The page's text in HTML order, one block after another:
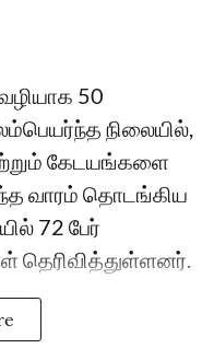
50
நிலையில்,
கேடயங்களை
வாரம் தொடங்கிய
72 பேர்
தெரிவித்துள்ளனர்.